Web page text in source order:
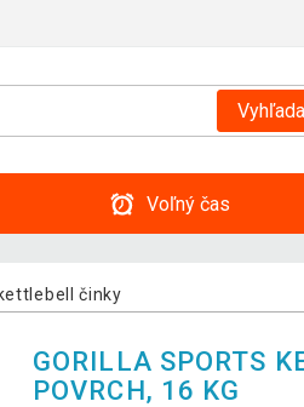
Voľný čas
činky
GORILLA SPORTS
POVRCH, 16 KG